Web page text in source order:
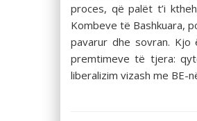
proces, që palët t’i
Kombeve të Bashkuara,
pavarur dhe sovran.
premtimeve të tjera:
liberalizim vizash me